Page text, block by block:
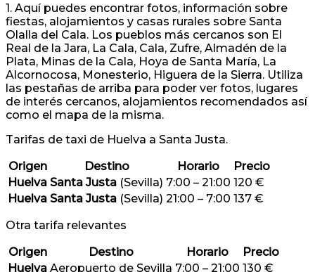
1. Aquí puedes encontrar fotos, información sobre
fiestas, alojamientos y casas rurales sobre Santa
Olalla del Cala. Los pueblos más cercanos son El
Real de la Jara, La Cala, Cala, Zufre, Almadén de la
Plata, Minas de la Cala, Hoya de Santa María, La
Alcornocosa, Monesterio, Higuera de la Sierra. Utiliza
las pestañas de arriba para poder ver fotos, lugares
de interés cercanos, alojamientos recomendados así
como el mapa de la misma.
Tarifas de taxi de Huelva a Santa Justa.
Origen
Destino Horario
Precio
Huelva Santa Justa (Sevilla) 7:00 – 21:00 120 €
Huelva Santa Justa (Sevilla) 21:00 – 7:00 137 €
Otra tarifa relevantes
Origen
Destino Horario
Precio
Huelva Aeropuerto de Sevilla 7:00 – 21:00 130 €